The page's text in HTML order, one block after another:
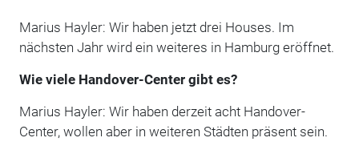
Marius Hayler: Wir haben jetzt drei Houses. Im
nächsten Jahr wird ein weiteres in Hamburg eröffnet.
Wie viele Handover-Center gibt es?
Marius Hayler: Wir haben derzeit acht Handover-
Center, wollen aber in weiteren Städten präsent sein.